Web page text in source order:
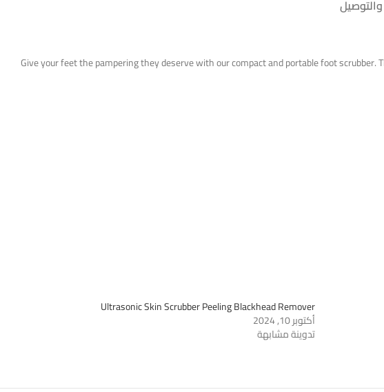
Give your feet the pampering they deserve with our compact and portable foot
Ultrasonic Skin Scrubber Peeling Blackhead Remover
أكتوبر 10, 2024
تدوينة مشابهة